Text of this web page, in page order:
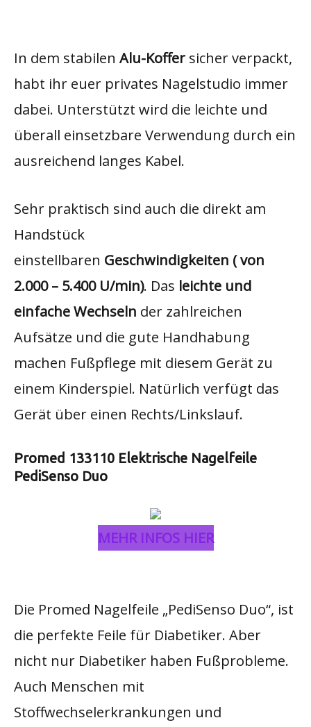
In dem stabilen Alu-Koffer sicher verpackt,
habt ihr euer privates Nagelstudio immer
dabei. Unterstützt wird die leichte und
überall einsetzbare Verwendung durch ein
ausreichend langes Kabel.
Sehr praktisch sind auch die direkt am
Handstück
einstellbaren Geschwindigkeiten ( von
2.000 – 5.400 U/min). Das leichte und
einfache Wechseln der zahlreichen
Aufsätze und die gute Handhabung
machen Fußpflege mit diesem Gerät zu
einem Kinderspiel. Natürlich verfügt das
Gerät über einen Rechts/Linkslauf.
Promed 133110 Elektrische Nagelfeile
PediSenso Duo
MEHR INFOS HIER
Die Promed Nagelfeile „PediSenso Duo“, ist
die perfekte Feile für Diabetiker. Aber
nicht nur Diabetiker haben Fußprobleme.
Auch Menschen mit
Stoffwechselerkrankungen und